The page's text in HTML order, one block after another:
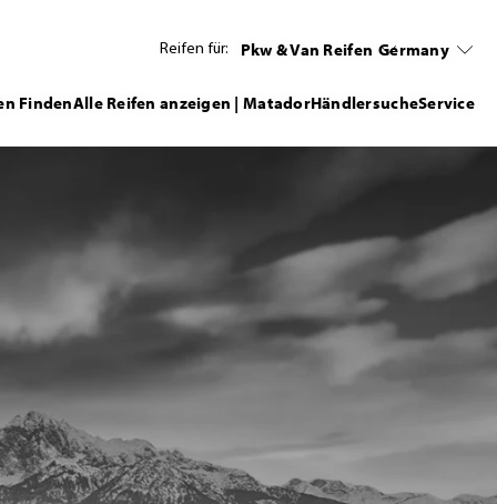
Reifen für: Pkw & Van Reifen Germany
FindenAlle Reifen anzeigen | MatadorHändlersucheService